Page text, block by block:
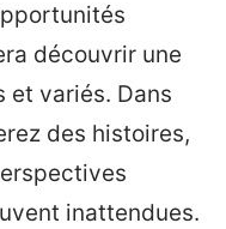
découvrir une
variés. Dans
des histoires,
inattendues.